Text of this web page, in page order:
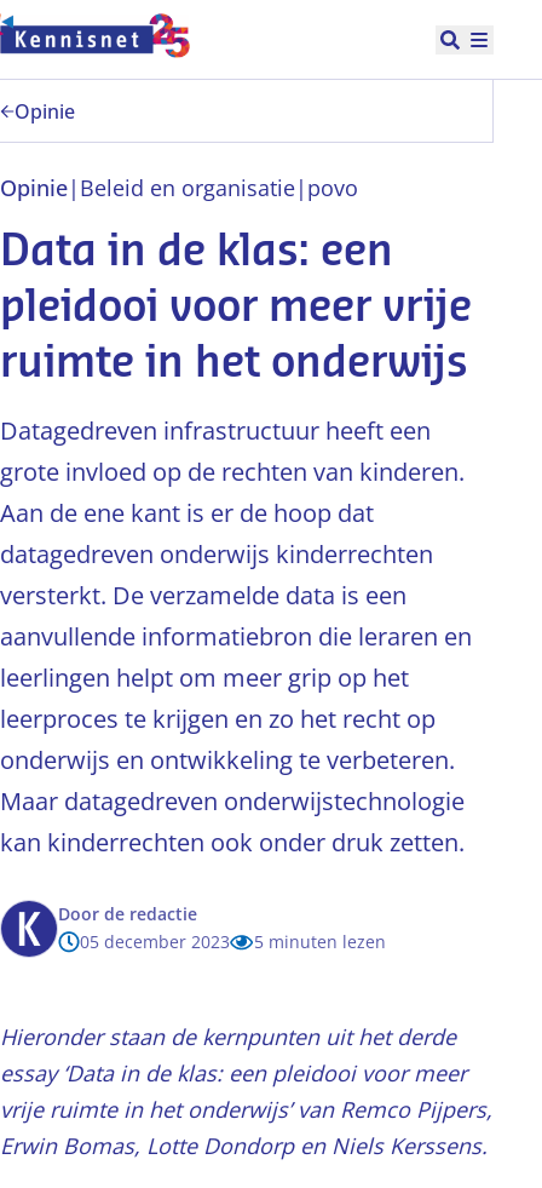
Doorgaan naar hoofdinhoud
Open
Opinie
Opinie| Beleid en organisatie| povo
Data in de klas: een
pleidooi voor meer vrije
ruimte in het onderwijs
Datagedreven infrastructuur heeft een
grote invloed op de rechten van kinderen.
Aan de ene kant is er de hoop dat
datagedreven onderwijs kinderrechten
versterkt. De verzamelde data is een
aanvullende informatiebron die leraren en
leerlingen helpt om meer grip op het
leerproces te krijgen en zo het recht op
onderwijs en ontwikkeling te verbeteren.
Maar datagedreven onderwijstechnologie
kan kinderrechten ook onder druk zetten.
Door de redactie
05 december 2023
5 minuten lezen
Hieronder staan de kernpunten uit het derde
essay ‘Data in de klas: een pleidooi voor meer
vrije ruimte in het onderwijs’ van Remco Pijpers,
Erwin Bomas, Lotte Dondorp en Niels Kerssens.